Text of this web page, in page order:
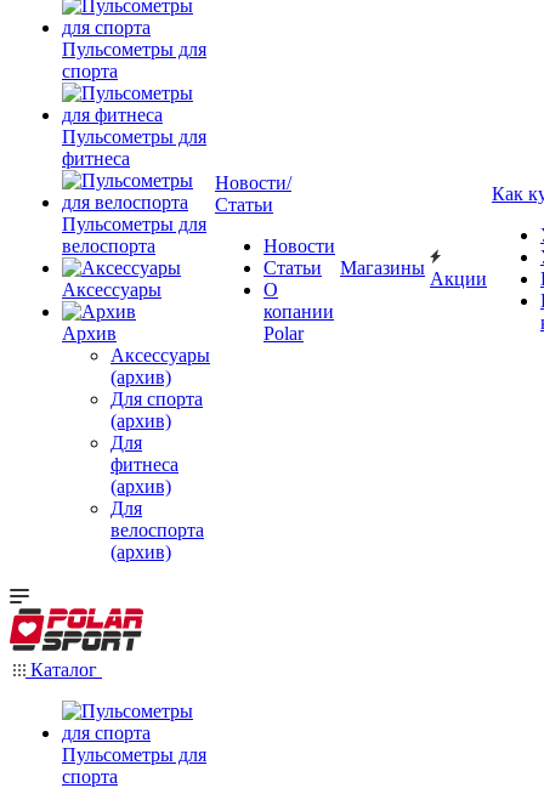
Пульсометры для
спорта
Пульсометры для
фитнеса
Пульсометры для
велоспорта
Аксессуары
Архив
Аксессуары
(архив)
Для спорта
(архив)
Для
фитнеса
(архив)
Для
велоспорта
(архив)
Новости/
Статьи
Новости
Статьи
О
копании
Polar
Магазины
Акции
Как
Каталог
Пульсометры для
спорта